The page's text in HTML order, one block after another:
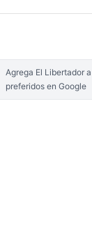
Agrega El Libertador
preferidos en Google